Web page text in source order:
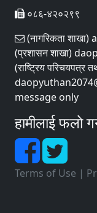
०८६-४२०२९९
(नागरिकता
(प्रशासन शाखा)
(राष्ट्रिय परिचयपत्र
message only
हामीलाई फलो
Terms of Use |